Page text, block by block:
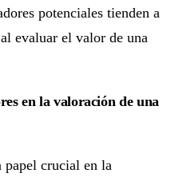
potenciales tienden a
evaluar el valor de una
en la valoración de una
papel crucial en la